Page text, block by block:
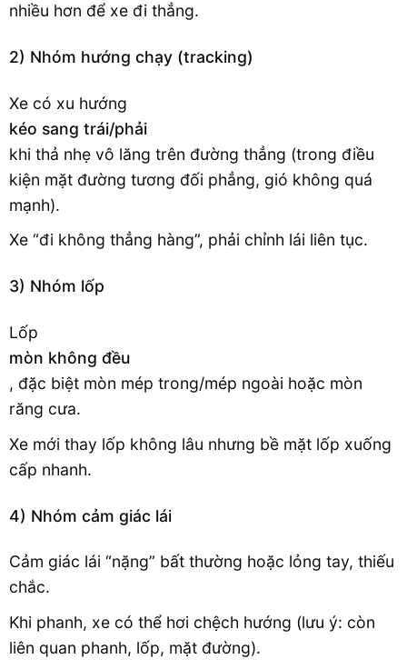
nhiều hơn để xe đi thẳng.
2) Nhóm hướng chạy (tracking)
Xe có xu hướng
kéo sang trái/phải
khi thả nhẹ vô lăng trên đường thẳng (trong điều
kiện mặt đường tương đối phẳng, gió không quá
mạnh).
Xe “đi không thẳng hàng”, phải chỉnh lái liên tục.
3) Nhóm lốp
Lốp
mòn không đều
, đặc biệt mòn mép trong/mép ngoài hoặc mòn
răng cưa.
Xe mới thay lốp không lâu nhưng bề mặt lốp xuống
cấp nhanh.
4) Nhóm cảm giác lái
Cảm giác lái “nặng” bất thường hoặc lỏng tay, thiếu
chắc.
Khi phanh, xe có thể hơi chệch hướng (lưu ý: còn
liên quan phanh, lốp, mặt đường).